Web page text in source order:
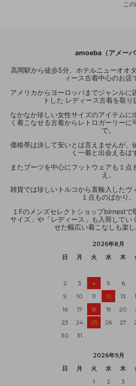
こ
amoeba（アメーバ
高岡駅から徒歩5分、ホテルニューオオ
ィース古着中心のお店
アメリカからヨーロッパまでジャンルに
トした レディース古着を取り
なかなか珍しい女性サイズのアイテムに
く着こなせる古着からレトロガーリーに
で。
価格帯は決して安いとは言えませんが、
く一着と出会えるは
またブーツを中心にフットウェアも１点
え。
雑貨では珍しいトルコから直輸入したヴ
１点ものばかり。
１Fのメンズセレクトショップbirnestで
サイズ」や「レディース」も入荷してい
せた幅広い着こなしも楽し
2026年8月
日
月 火 水 木
2
3 4 5 6
9
10 11 12 13
16
17 18 19 20
23
24 25 26 27
30
31
2026年9月
日
月 火 水 木
1
2 3